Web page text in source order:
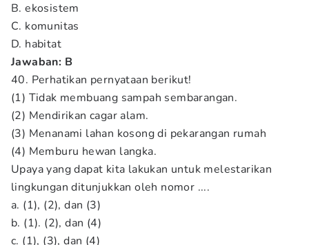
B. ekosistem
C. komunitas
D. habitat
Jawaban: B
40. Perhatikan pernyataan berikut!
(1) Tidak membuang sampah sembarangan.
(2) Mendirikan cagar alam.
(3) Menanami lahan kosong di pekarangan rumah
(4) Memburu hewan langka.
Upaya yang dapat kita lakukan untuk melestarikan
lingkungan ditunjukkan oleh nomor ....
a. (1), (2), dan (3)
b. (1). (2), dan (4)
c. (1), (3), dan (4)